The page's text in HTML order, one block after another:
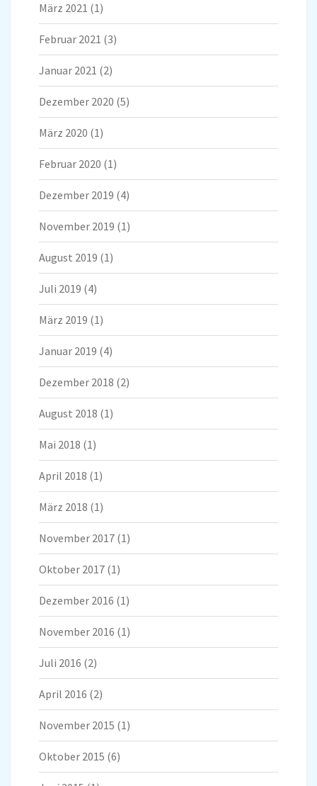
März 2021 (1)
Februar 2021 (3)
Januar 2021 (2)
Dezember 2020 (5)
März 2020 (1)
Februar 2020 (1)
Dezember 2019 (4)
November 2019 (1)
August 2019 (1)
Juli 2019 (4)
März 2019 (1)
Januar 2019 (4)
Dezember 2018 (2)
August 2018 (1)
Mai 2018 (1)
April 2018 (1)
März 2018 (1)
November 2017 (1)
Oktober 2017 (1)
Dezember 2016 (1)
November 2016 (1)
Juli 2016 (2)
April 2016 (2)
November 2015 (1)
Oktober 2015 (6)